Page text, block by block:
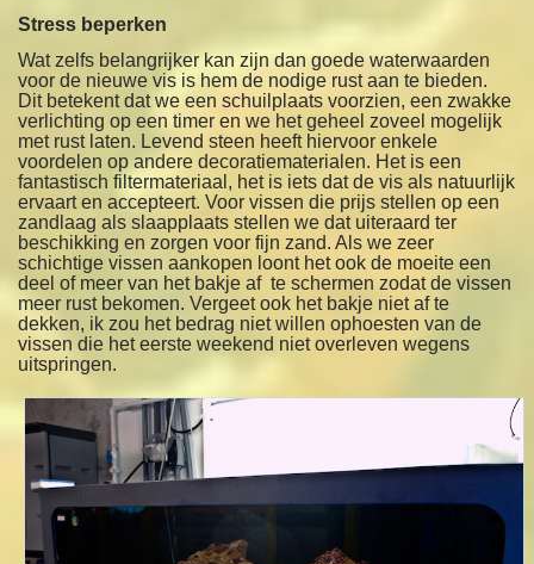
Stress beperken
Wat zelfs belangrijker kan zijn dan goede waterwaarden
voor de nieuwe vis is hem de nodige rust aan te bieden.
Dit betekent dat we een schuilplaats voorzien, een zwakke
verlichting op een timer en we het geheel zoveel mogelijk
met rust laten. Levend steen heeft hiervoor enkele
voordelen op andere decoratiematerialen. Het is een
fantastisch filtermateriaal, het is iets dat de vis als natuurlijk
ervaart en accepteert. Voor vissen die prijs stellen op een
zandlaag als slaapplaats stellen we dat uiteraard ter
beschikking en zorgen voor fijn zand. Als we zeer
schichtige vissen aankopen loont het ook de moeite een
deel of meer van het bakje af te schermen zodat de vissen
meer rust bekomen. Vergeet ook het bakje niet af te
dekken, ik zou het bedrag niet willen ophoesten van de
vissen die het eerste weekend niet overleven wegens
uitspringen.